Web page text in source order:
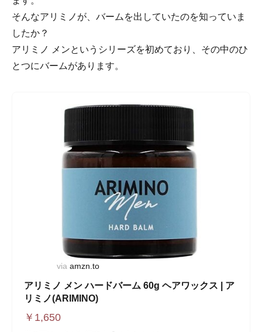
そんなアリミノが、バームを出していたのを知っていま
したか？
アリミノ メンというシリーズを初めており、その中のひ
とつにバームがあります。
via amzn.to
アリミノ メン ハードバーム 60g ヘアワックス | ア
リミノ(ARIMINO)
￥ 1,650